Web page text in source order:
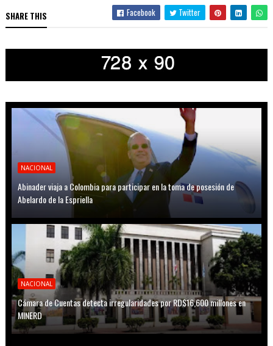
SHARE THIS Facebook Twitter
NACIONAL
Abinader viaja a Colombia para participar en la toma de posesión de
Abelardo de la Espriella
NACIONAL
Cámara de Cuentas detecta irregularidades por RD$16,600 millones en
MINERD